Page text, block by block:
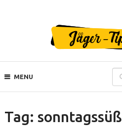
MENU
Tag: sonntagssüß